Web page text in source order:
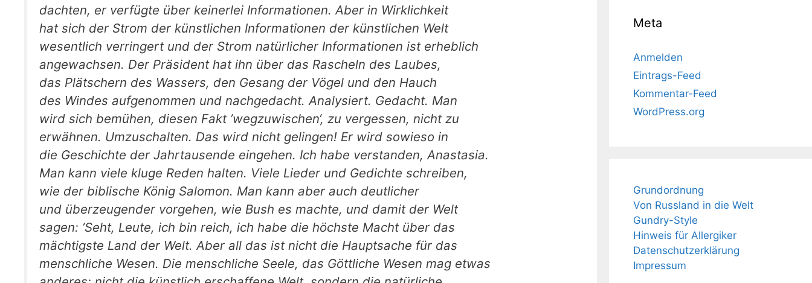
dachten, er verfügte über keinerlei Informationen. Aber in Wirklichkeit
hat sich der Strom der künstlichen Informationen der künstlichen Welt
wesentlich verringert und der Strom natürlicher Informationen ist erheblich
angewachsen. Der Präsident hat ihn über das Rascheln des Laubes,
das Plätschern des Wassers, den Gesang der Vögel und den Hauch
des Windes aufgenommen und nachgedacht. Analysiert. Gedacht. Man
wird sich bemühen, diesen Fakt ’wegzuwischen‘, zu vergessen, nicht zu
erwähnen. Umzuschalten. Das wird nicht gelingen! Er wird sowieso in
die Geschichte der Jahrtausende eingehen. Ich habe verstanden, Anastasia.
Man kann viele kluge Reden halten. Viele Lieder und Gedichte schreiben,
wie der biblische König Salomon. Man kann aber auch deutlicher
und überzeugender vorgehen, wie Bush es machte, und damit der Welt
sagen: ’Seht, Leute, ich bin reich, ich habe die höchste Macht über das
mächtigste Land der Welt. Aber all das ist nicht die Hauptsache für das
menschliche Wesen. Die menschliche Seele, das Göttliche Wesen mag etwas
Meta
Anmelden
Eintrags-Feed
Kommentar-Feed
WordPress.org
Grundordnung
Von Russland in die Welt
Gundry-Style
Hinweis für Allergiker
Datenschutzerklärung
Impressum